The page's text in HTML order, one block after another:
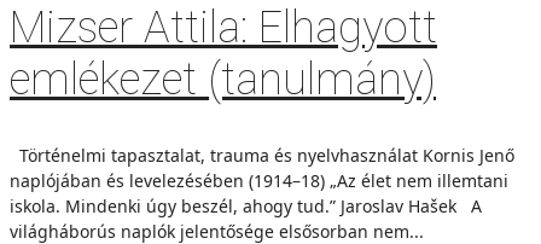
Mizser Attila: Elhagyott
emlékezet (tanulmány)
Történelmi tapasztalat, trauma és nyelvhasználat Kornis Jenő
naplójában és levelezésében (1914–18) „Az élet nem illemtani
iskola. Mindenki úgy beszél, ahogy tud.” Jaroslav Hašek A
világháborús naplók jelentősége elsősorban nem...